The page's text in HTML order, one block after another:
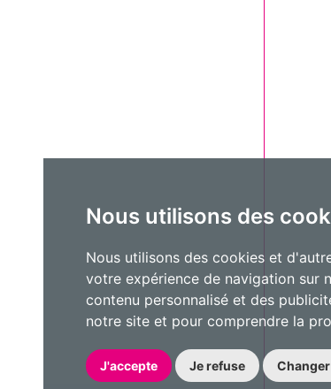
Nous utilisons des
Nous utilisons des cookies et
votre expérience de navigation sur
contenu personnalisé et des
notre site et pour comprendre la
J'accepte Je refuse